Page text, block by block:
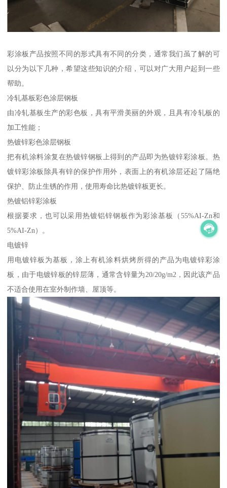
彩涂板产品按照不同的形式具有不同的分类，通常我们虽了解的可
以分为以下几种，希望这些知识的介绍，可以对广大用户起到一些
帮助。
冷轧基板彩色涂层钢板
由冷轧基板生产的彩色板，具有平滑美丽的外观，且具有冷轧板的
加工性能；
热镀锌彩色涂层钢板
把有机涂料涂复在热镀锌钢板上得到的产品即为热镀锌彩涂板。热
镀锌彩涂板除具有锌的保护作用外，表面上的有机涂层还起了隔绝
保护、防止生锈的作用，使用寿命比热镀锌板更长。
热镀铝锌彩涂板
根据要求，也可以采用热镀铝锌钢板作为彩涂基板（55%AI-Zn和
5%AI-Zn）。
电镀锌
用电镀锌板为基板，涂上有机涂料烘烤所得的产品为电镀锌彩涂
板，由于电镀锌板的锌层薄，通常含锌量为20/20g/m2，因此该产品
不适合使用在室外制作墙、屋顶等。